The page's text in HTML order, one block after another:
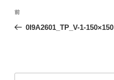
投
ナ
ー
前
の
前
0I9A2601_TP_V-1-150×150